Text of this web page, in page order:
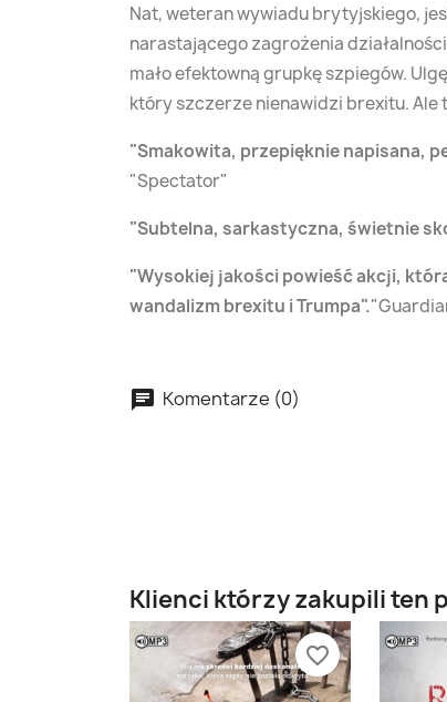
Nat, weteran wywiadu brytyjskiego,
narastającego zagrożenia
mało efektowną grupkę szpiegów.
który szczerze nienawidzi brexitu. Ale
Smakowita, przepięknie napisana,
Spectator
Subtelna, sarkastyczna, świetnie
Wysokiej jakości powieść akcji,
wandalizm brexitu i Trumpa .
Komentarze (0)
Klienci którzy zakupili ten
favorite_border